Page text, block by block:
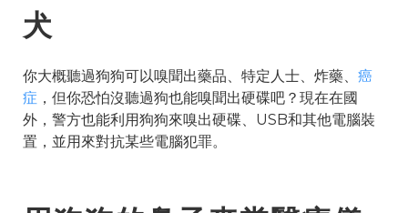
犬
你大概聽過狗狗可以嗅聞出藥品、特定人士、炸藥、 癌
症 ，但你恐怕沒聽過狗也能嗅聞出硬碟吧？現在在國
外，警方也能利用狗狗來嗅出硬碟、USB和其他電腦裝
置，並用來對抗某些電腦犯罪。